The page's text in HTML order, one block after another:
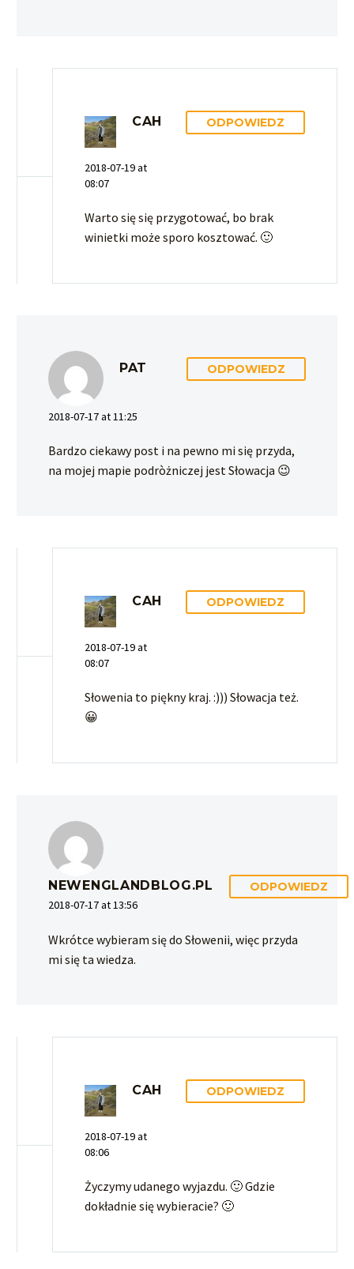
CAH
2018-07-19 at
08:07
ODPOWIEDZ
Warto się się przygotować, bo brak
winietki może sporo kosztować. 🙂
PAT
2018-07-17 at 11:25
ODPOWIEDZ
Bardzo ciekawy post i na pewno mi się przyda,
na mojej mapie podròżniczej jest Słowacja 😉
CAH
2018-07-19 at
08:07
ODPOWIEDZ
Słowenia to piękny kraj. :))) Słowacja też.
😀
NEWENGLANDBLOG.PL
2018-07-17 at 13:56
ODPOWIEDZ
Wkrótce wybieram się do Słowenii, więc przyda
mi się ta wiedza.
CAH
2018-07-19 at
08:06
ODPOWIEDZ
Życzymy udanego wyjazdu. 🙂 Gdzie
dokładnie się wybieracie? 🙂